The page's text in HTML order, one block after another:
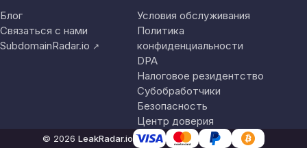
Блог
Связаться с нами
SubdomainRadar.io ↗
Условия обслуживания
Политика
конфиденциальности
DPA
Налоговое резидентство
Субобработчики
Безопасность
Центр доверия
© 2026 LeakRadar.io